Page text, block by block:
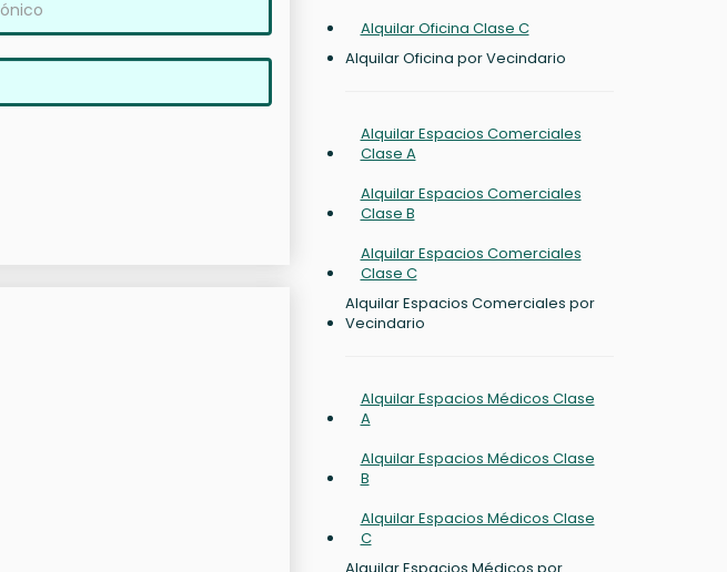
Alquilar Oficina Clase C
Alquilar Oficina por Vecindario
Alquilar Espacios Comerciales
Clase A
Alquilar Espacios Comerciales
Clase B
Alquilar Espacios Comerciales
Clase C
Alquilar Espacios Comerciales por
Vecindario
Alquilar Espacios Médicos Clase
A
Alquilar Espacios Médicos Clase
B
Alquilar Espacios Médicos Clase
C